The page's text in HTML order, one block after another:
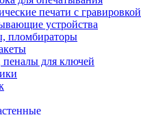
печати с гравировкой
устройства
пломбираторы
пеналы для ключей